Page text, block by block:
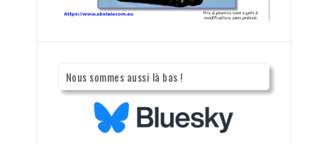
Nous sommes aussi là bas !